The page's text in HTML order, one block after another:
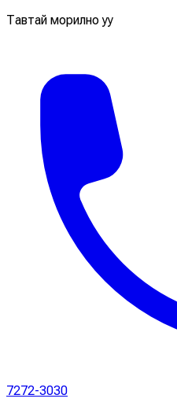
Тавтай морилно уу
7272-3030